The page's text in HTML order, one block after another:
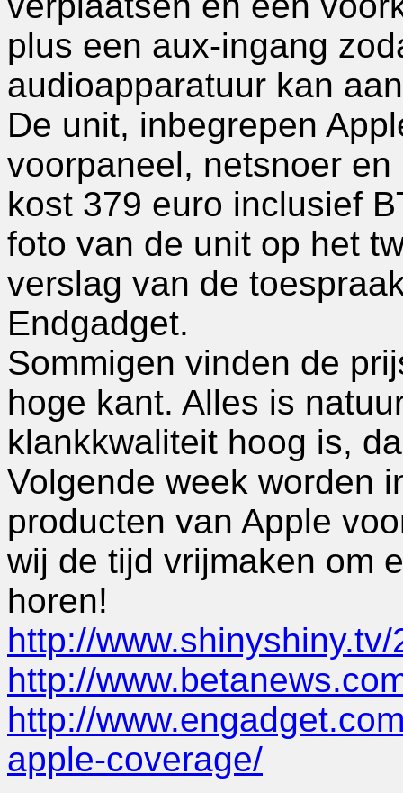
plus een aux-ingang
audioapparatuur kan
De unit, inbegrepen
voorpaneel, netsnoer
kost 379 euro inclusief
foto van de unit op het
verslag van de
Endgadget.
Sommigen vinden de
hoge kant. Alles is
klankkwaliteit hoog is,
Volgende week worden
producten van Apple
wij de tijd vrijmaken om
horen!
http://
http://
http://
apple-coverage/